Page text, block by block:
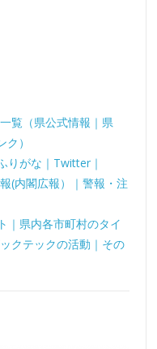
覧（県公式情報｜県
）
りがな｜Twitter｜
(内閣広報）｜警報・注
｜県内各市町村のタイ
クテックの活動｜その